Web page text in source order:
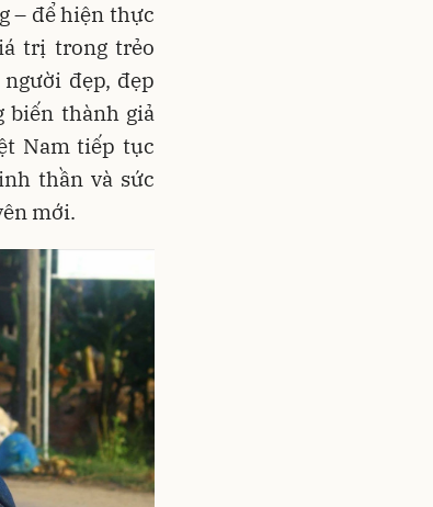
– để hiện thực
trị trong trẻo
đẹp, đẹp
biến thành giả
Nam tiếp tục
thần và sức
mới.